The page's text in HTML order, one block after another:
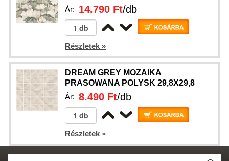
Ár: 14.790 Ft/db
Részletek »
DREAM GREY MOZAIKA
PRASOWANA POLYSK 29,8X29,8
Ár:8.490 Ft/db
Részletek »